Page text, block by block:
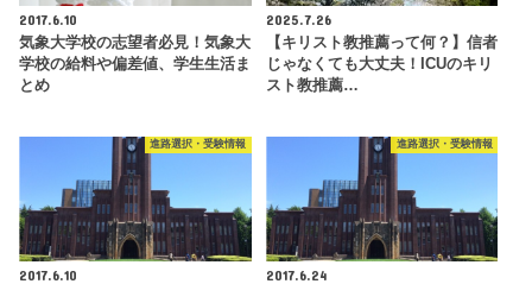
2017.6.10
気象大学校の志望者必見！気象大
学校の給料や偏差値、学生生活ま
とめ
2025.7.26
【キリスト教推薦って何？】信者
じゃなくても大丈夫！ICUのキリ
スト教推薦…
進路選択・受験情報
2017.6.10
進路選択・受験情報
2017.6.24